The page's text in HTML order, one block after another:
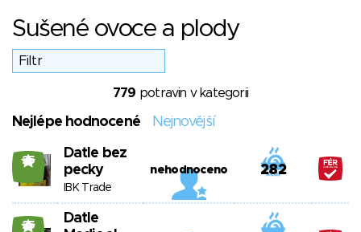
Sušené ovoce a plody
779 potravin v kategorii
Nejlépe hodnocené Nejnovější
25
Datle bez
pecky
IBK Trade
nehodnoceno 282
25
Datle